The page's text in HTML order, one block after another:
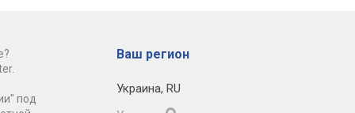
под
Ваш регион
Украина, RU